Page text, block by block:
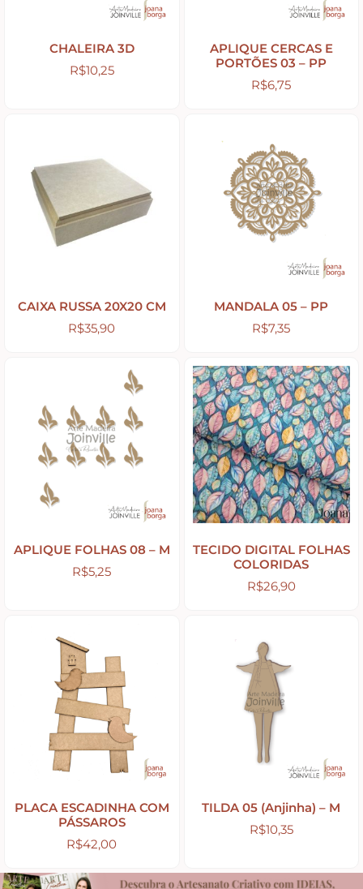
Peças Diversas em MDF formatos especiais
Flores
Rendas – Passamanarias – Fitas
Cordões São Francisco – Cordas
Apliques de Resina
Papéis – Scrapbook – Botons
Imagens para Sublimação
Auxiliares
Pátinas
Base para Artesanato – Primers – Gesso
Tintas
Verniz
Envelhecedores
CHALEIRA 3D
R$10,25
APLIQUE CERCAS E
PORTÕES 03 – PP
R$6,75
CAIXA RUSSA 20X20 CM
R$35,90
MANDALA 05 – PP
R$7,35
APLIQUE FOLHAS 08 – M
R$5,25
TECIDO DIGITAL FOLHAS
COLORIDAS
R$26,90
PLACA ESCADINHA COM
PÁSSAROS
R$42,00
TILDA 05 (Anjinha) – M
R$10,35